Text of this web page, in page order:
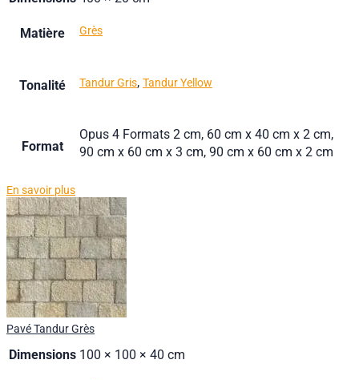
Matière Grès
Tonalité Tandur Gris, Tandur Yellow
Format
Opus 4 Formats 2 cm, 60 cm x 40 cm x 2 cm,
90 cm x 60 cm x 3 cm, 90 cm x 60 cm x 2 cm
En savoir plus
Pavé Tandur Grès
Dimensions 100 × 100 × 40 cm